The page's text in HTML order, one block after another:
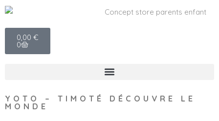
0,00 €
0
YOTO – TIMOTÉ DÉCOUVRE LE
MONDE